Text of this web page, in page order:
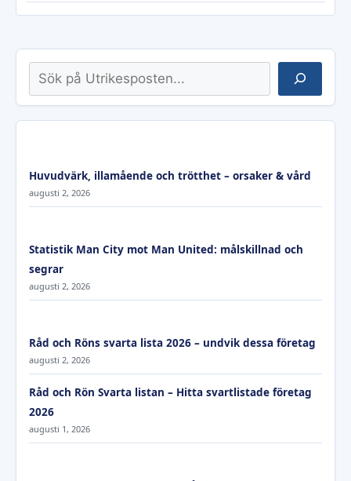
Sök
Huvudvärk, illamående och trötthet – orsaker & vård
augusti 2, 2026
Statistik Man City mot Man United: målskillnad och
segrar
augusti 2, 2026
Råd och Röns svarta lista 2026 – undvik dessa företag
augusti 2, 2026
Råd och Rön Svarta listan – Hitta svartlistade företag
2026
augusti 1, 2026